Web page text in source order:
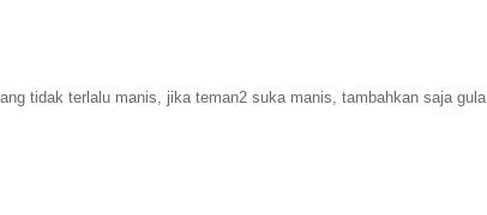
tidak terlalu manis, jika teman2 suka manis, tambahkan saja gula